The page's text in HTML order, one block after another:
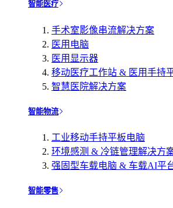
智能医疗
手术室影像串流解决方案
医用电脑
医用显示器
移动医疗工作站 & 医用手持
智慧医院解决方案
智能物流
工业移动手持平板电脑
环境感测 & 冷链管理解决方
强固型车载电脑 & 车载AI平
智能零售